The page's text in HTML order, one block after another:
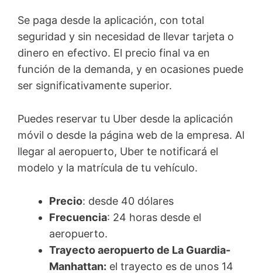
Se paga desde la aplicación, con total
seguridad y sin necesidad de llevar tarjeta o
dinero en efectivo. El precio final va en
función de la demanda, y en ocasiones puede
ser significativamente superior.
Puedes reservar tu Uber desde la aplicación
móvil o desde la página web de la empresa. Al
llegar al aeropuerto, Uber te notificará el
modelo y la matrícula de tu vehículo.
Precio: desde 40 dólares
Frecuencia: 24 horas desde el
aeropuerto.
Trayecto aeropuerto de La Guardia-
Manhattan: el trayecto es de unos 14